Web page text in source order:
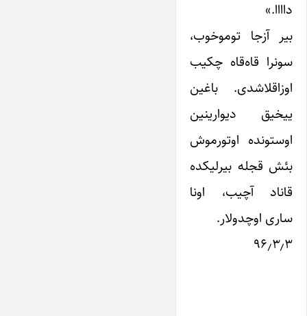
داااا.»
بیر آزجا توموخوب،
سونرا قاه‌قاه چکیب
اوزاقلاشدی. باغین
ییخیق دیوارینین
اوستونده اوتورموش
بئش قجله بیرلیکده
قاناد آچیب، اونا
ساری اوچدولار.
۹۶٫۳٫۳